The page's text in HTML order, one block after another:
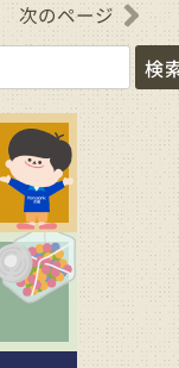
次のページ
検